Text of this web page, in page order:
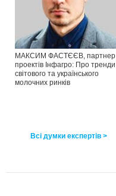
МАКСИМ ФАСТЄЄВ, партнер
проектів Інфагро: Про тренди
світового та українського
молочних ринків
Всі думки експертів >